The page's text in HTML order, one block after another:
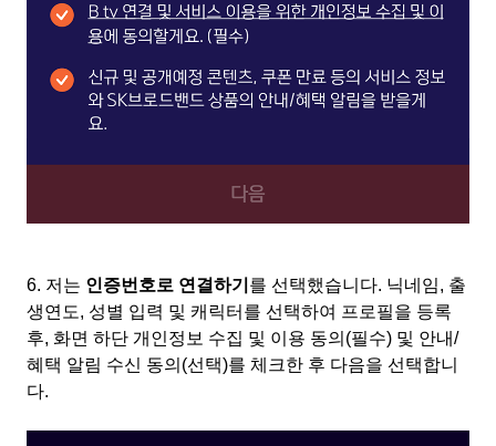
6. 저는 인증번호로 연결하기 를 선택했습니다. 닉네임, 출
생연도, 성별 입력 및 캐릭터를 선택하여 프로필을 등록
후, 화면 하단 개인정보 수집 및 이용 동의 (필수) 및 안내/
혜택 알림 수신 동의 (선택)를 체크한 후 다음을 선택합니
다.